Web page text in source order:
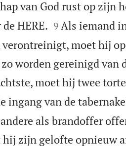
van God rust op zijn
HERE.
9 Als iemand
moet hij op
worden gereinigd van
moet hij twee
ingang van de
als brandoffer
hij zijn gelofte opnieuw